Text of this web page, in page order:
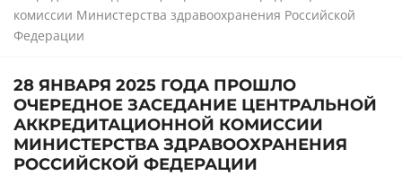
комиссии Министерства здравоохранения Российской
Федерации
28 ЯНВАРЯ 2025 ГОДА ПРОШЛО
ОЧЕРЕДНОЕ ЗАСЕДАНИЕ ЦЕНТРАЛЬНОЙ
АККРЕДИТАЦИОННОЙ КОМИССИИ
МИНИСТЕРСТВА ЗДРАВООХРАНЕНИЯ
РОССИЙСКОЙ ФЕДЕРАЦИИ